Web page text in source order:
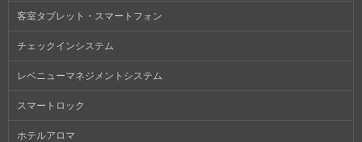
客室タブレット・スマートフォン
チェックインシステム
レベニューマネジメントシステム
スマートロック
ホテルアロマ